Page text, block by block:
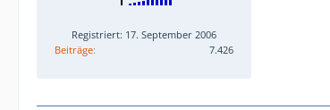
Registriert: 17. September 2006
Beiträge
7.426